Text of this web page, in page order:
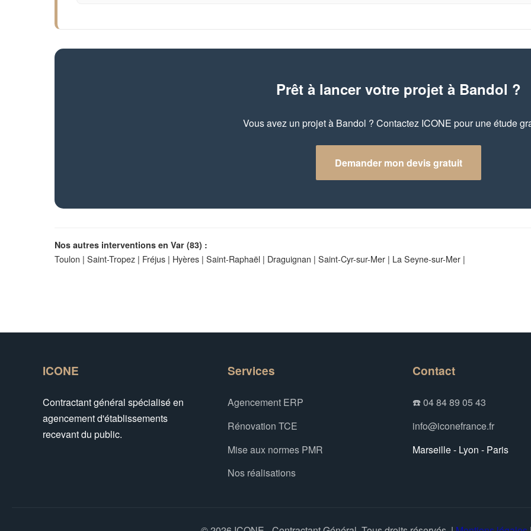
Prêt à lancer votre projet à Bandol ?
Vous avez un projet à Bandol ? Contactez ICONE pour une étude
Demander mon devis gratuit
Nos autres interventions en Var (83) :
Toulon | Saint-Tropez | Fréjus | Hyères | Saint-Raphaël | Draguignan | Saint-Cyr-sur-Mer | La Seyne-sur-Mer |
ICONE
Contractant général spécialisé en
agencement d'établissements
recevant du public.
Services
Agencement ERP
Rénovation TCE
Mise aux normes PMR
Nos réalisations
Contact
☎️ 04 84 89 05 43
info@iconefrance.fr
Marseille - Lyon - Paris